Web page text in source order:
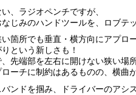
、ラジオペンチですが、
じみのハンドツールを、ロブテ
箇所でも垂直・横方向にアプロー
という新しさも！
先端部を左右に開けない狭い場
ーチに制約はあるものの、横曲
ンドを掴み、ドライバーのアシ